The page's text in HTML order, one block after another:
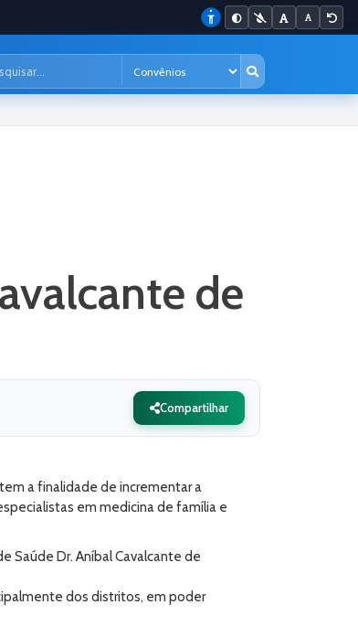
de
Compartilhar
a finalidade de incrementar a
em medicina de família e
Saúde Dr. Aníbal Cavalcante de
dos distritos, em poder